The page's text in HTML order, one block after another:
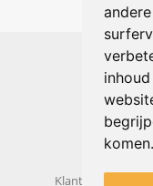
komen.
E-
Klantenservice